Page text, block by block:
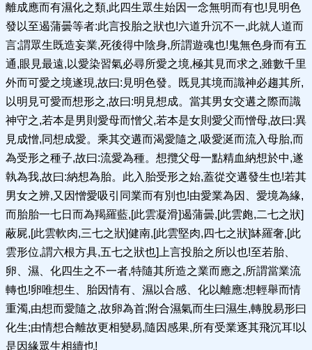
離成應而有濕化之類,此四生眾生始因一念無明而有也!見明色
發以至遏蒲曇等者:此言投胎之狀也!六道升沉不一,此就人道而
言;謂眾生既造妄業,死後得中陰身,所謂遊魂也!鬼無色身而有五
通,眼見最遠,以愛染習氣必尋所愛之境,極其見而求之,雖數千里
外而可愛之境遂現,故曰:見明色發。既見其境而識神必趨其所,
以明見可愛而想形之,故曰:明見想成。當其男女交遘之際而識
神守之,若本是男則愛母而憎父,若本是女則愛父而憎母,故曰:異
見成憎,同想成愛。乘其交遘而渴愛隨之,吸愛涎而流入母胎,而
為受形之種子,故曰:流愛為種。想攬父母一點精血納想於中,遂
執為我,故曰:納想為胎。此入胎受形之始,蓋從交遘發生也!若其
男女之辨,又因憎愛吸引同業而有別也!由愛業為因、愛境為緣,
而胎胎一七日而為羯羅藍,[此雲凝滑]遏蒲曇,[此雲皰,二七之狀]
蔽屍,[此雲軟肉,三七之狀]健南,[此雲堅肉,四七之狀]缽羅奢,[此
雲形位,謂六根方具,五七之狀也]上言投胎之所以也!至若胎、
卵、濕、化四生之不一者,特隨其所造之業而應之,所謂當業流
轉也!卵唯想生、胎因情有、濕以合感、化以離應:想輕舉而情
重濁,由想而愛隨之,故卵為首;附合濕氣而生曰濕生,轉脫易形曰
化生;由情想合離故更相變易,隨因感果,所有受業逐其飛沉耳!以
是因緣眾生相續也!